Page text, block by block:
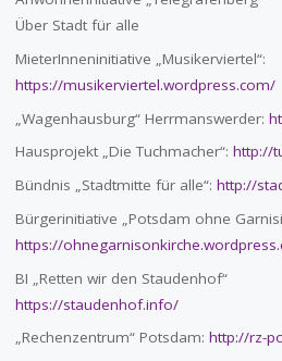
Über Stadt für alle
MieterInneninitiative „Musikerviertel“:
https://musikerviertel.wordpress.com/
„Wagenhausburg“ Herrmanswerder:
Hausprojekt „Die Tuchmacher“: http://
Bündnis „Stadtmitte für alle“: http://
Bürgerinitiative „Potsdam ohne
https://
BI „Retten wir den Staudenhof“
https://staudenhof.info/
„Rechenzentrum“ Potsdam: http://rz-